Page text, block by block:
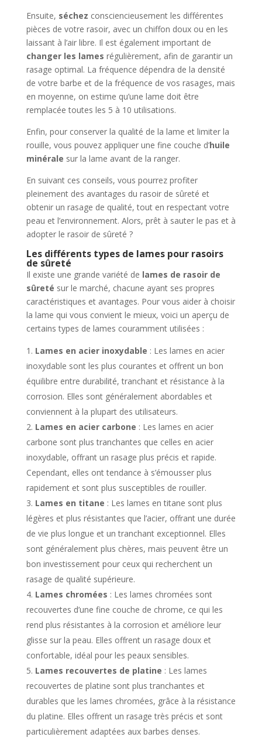
Ensuite, séchez consciencieusement les différentes
pièces de votre rasoir, avec un chiffon doux ou en les
laissant à l’air libre. Il est également important de
changer les lames régulièrement, afin de garantir un
rasage optimal. La fréquence dépendra de la densité
de votre barbe et de la fréquence de vos rasages, mais
en moyenne, on estime qu’une lame doit être
remplacée toutes les 5 à 10 utilisations.
Enfin, pour conserver la qualité de la lame et limiter la
rouille, vous pouvez appliquer une fine couche d’huile
minérale sur la lame avant de la ranger.
En suivant ces conseils, vous pourrez profiter
pleinement des avantages du rasoir de sûreté et
obtenir un rasage de qualité, tout en respectant votre
peau et l’environnement. Alors, prêt à sauter le pas et à
adopter le rasoir de sûreté ?
Les différents types de lames pour rasoirs
de sûreté
Il existe une grande variété de lames de rasoir de
sûreté sur le marché, chacune ayant ses propres
caractéristiques et avantages. Pour vous aider à choisir
la lame qui vous convient le mieux, voici un aperçu de
certains types de lames couramment utilisées :
Lames en acier inoxydable : Les lames en acier
inoxydable sont les plus courantes et offrent un bon
équilibre entre durabilité, tranchant et résistance à la
corrosion. Elles sont généralement abordables et
conviennent à la plupart des utilisateurs.
Lames en acier carbone : Les lames en acier
carbone sont plus tranchantes que celles en acier
inoxydable, offrant un rasage plus précis et rapide.
Cependant, elles ont tendance à s’émousser plus
rapidement et sont plus susceptibles de rouiller.
Lames en titane : Les lames en titane sont plus
légères et plus résistantes que l’acier, offrant une durée
de vie plus longue et un tranchant exceptionnel. Elles
sont généralement plus chères, mais peuvent être un
bon investissement pour ceux qui recherchent un
rasage de qualité supérieure.
Lames chromées : Les lames chromées sont
recouvertes d’une fine couche de chrome, ce qui les
rend plus résistantes à la corrosion et améliore leur
glisse sur la peau. Elles offrent un rasage doux et
confortable, idéal pour les peaux sensibles.
Lames recouvertes de platine : Les lames
recouvertes de platine sont plus tranchantes et
durables que les lames chromées, grâce à la résistance
du platine. Elles offrent un rasage très précis et sont
particulièrement adaptées aux barbes denses.